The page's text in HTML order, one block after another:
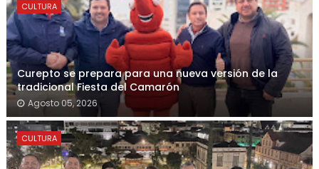
CULTURA
Curepto se prepara para una nueva versión de la
tradicional Fiesta del Camarón
Agosto 05, 2026
CULTURA